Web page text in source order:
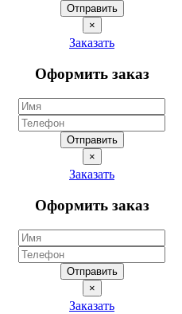
Отправить
×
Заказать
Оформить заказ
Отправить
×
Заказать
Оформить заказ
Отправить
×
Заказать